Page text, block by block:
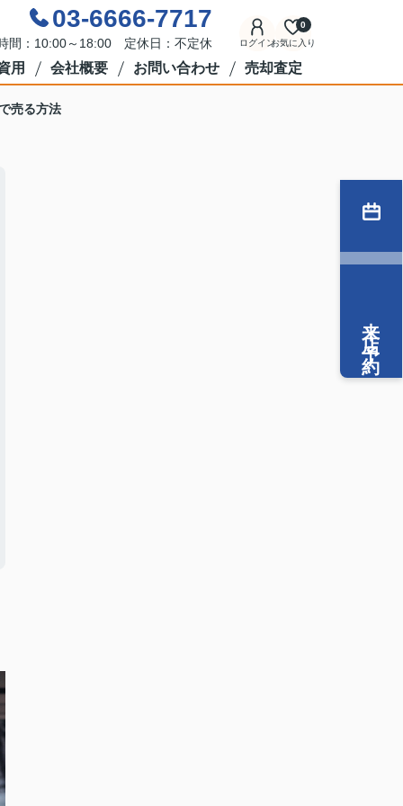
03-6666-7717
間：10:00～18:00 定休日：不定休 ログインお気に入り
0
用 会社概要 お問い合わせ 売却査定
売る方法
来店予約